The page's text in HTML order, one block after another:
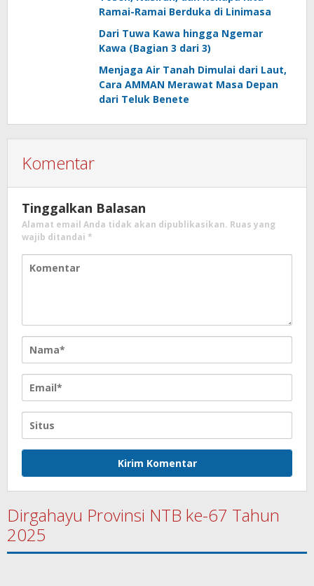
Ramai-Ramai Berduka di Linimasa
Dari Tuwa Kawa hingga Ngemar
Kawa (Bagian 3 dari 3)
Menjaga Air Tanah Dimulai dari Laut,
Cara AMMAN Merawat Masa Depan
dari Teluk Benete
Komentar
Tinggalkan Balasan
Alamat email Anda tidak akan dipublikasikan. Ruas yang
wajib ditandai *
Dirgahayu Provinsi NTB ke-67 Tahun
2025